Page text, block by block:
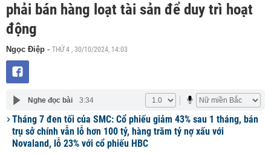
phải bán hàng loạt tài sản để duy trì hoạt
động
Ngọc Điệp - THỨ 4 , 30/10/2024, 14:03
Nghe đọc bài 3:34
Tháng 7 đen tối của SMC: Cổ phiếu giảm 43% sau 1 tháng, bán
trụ sở chính vẫn lỗ hơn 100 tỷ, hàng trăm tỷ nợ xấu với
Novaland, lỗ 23% với cổ phiếu HBC